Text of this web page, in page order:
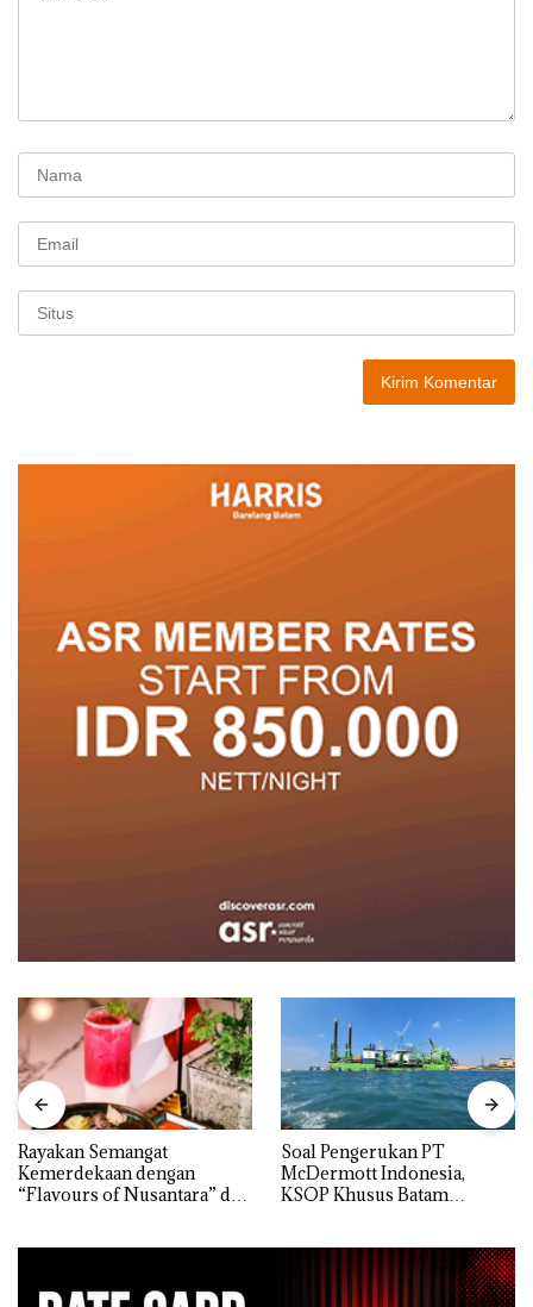
Rayakan Semangat
Kemerdekaan dengan
“Flavours of Nusantara” di
‎Soal Pengerukan PT
McDermott Indonesia,
KSOP Khusus Batam